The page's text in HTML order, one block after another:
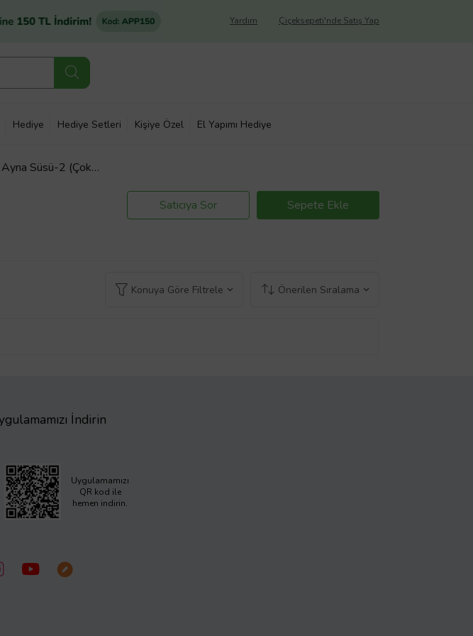
Çiçeksepeti'nde Satış Yap
Yardım
Hediye Hediye Setleri Kişiye Özel El Yapımı Hediye
Süsü-2 (Çok
Satıcıya Sor Sepete Ekle
Konuya Göre Filtrele Önerilen Sıralama
İndirin
Uygulamamızı
QR kod ile
hemen indirin.